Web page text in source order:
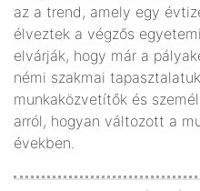
az a trend, amely egy
élveztek a végzős
elvárják, hogy már a
némi szakmai
munkaközvetítők és
arról, hogyan változott a
években.